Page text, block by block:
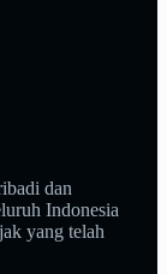
dan
Indonesia
yang telah